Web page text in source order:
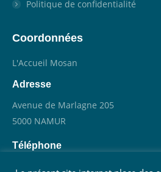
Politique de confidentialité
Coordonnées
L'Accueil Mosan
Adresse
Avenue de Marlagne 205
5000 NAMUR
Téléphone